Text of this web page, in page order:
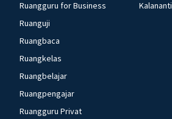
Ruangguru for Business
Ruanguji
Ruangbaca
Ruangkelas
Ruangbelajar
Ruangpengajar
Ruangguru Privat
Kalananti